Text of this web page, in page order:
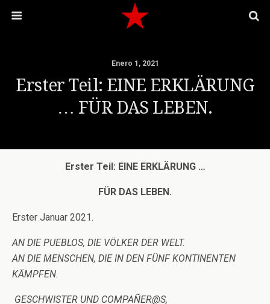
Enero 1, 2021
Erster Teil: EINE ERKLÄRUNG
… FÜR DAS LEBEN.
Erster Teil: EINE ERKLÄRUNG …
FÜR DAS LEBEN.
Erster Januar 2021.
AN DIE PUEBLOS, DIE VÖLKER DER WELT.
AN DIE MENSCHEN, DIE IN DEN FÜNF KONTINENTEN
KÄMPFEN.
GESCHWISTER UND COMPAÑER@S,